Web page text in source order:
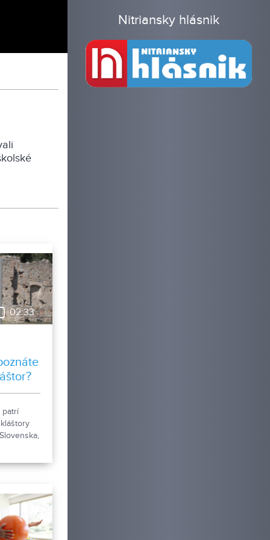
02:33
patrí
históriu
rádov.
Nitriansky hlásnik